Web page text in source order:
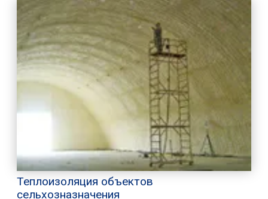
Теплоизоляция объектов
сельхозназначения